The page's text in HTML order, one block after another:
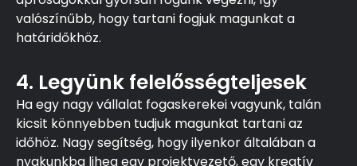
valószínűbb, hogy tartani fogjuk magunkat a
határidőkhöz.
4. Legyünk felelősségteljesek
Ha egy nagy vállalat fogaskerekei vagyunk, talán
kicsit könnyebben tudjuk magunkat tartani az
időhöz. Nagy segítség, hogy ilyenkor általában a
nyakunkba liheg egy projektvezető, egy kreatív